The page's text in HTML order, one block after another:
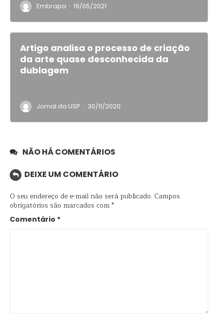
Embrapa · 19/05/2021
Artigo analisa o processo de criação
da arte quase desconhecida da
dublagem
Jornal da USP · 30/11/2020
NÃO HÁ COMENTÁRIOS
DEIXE UM COMENTÁRIO
O seu endereço de e-mail não será publicado. Campos
obrigatórios são marcados com*
Comentário *